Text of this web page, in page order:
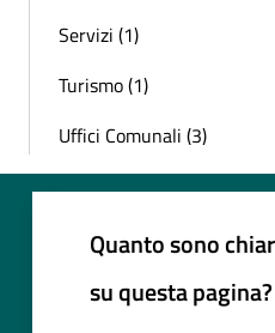
Servizi (1)
Turismo (1)
Uffici Comunali (3)
Quanto sono
su questa pagina?